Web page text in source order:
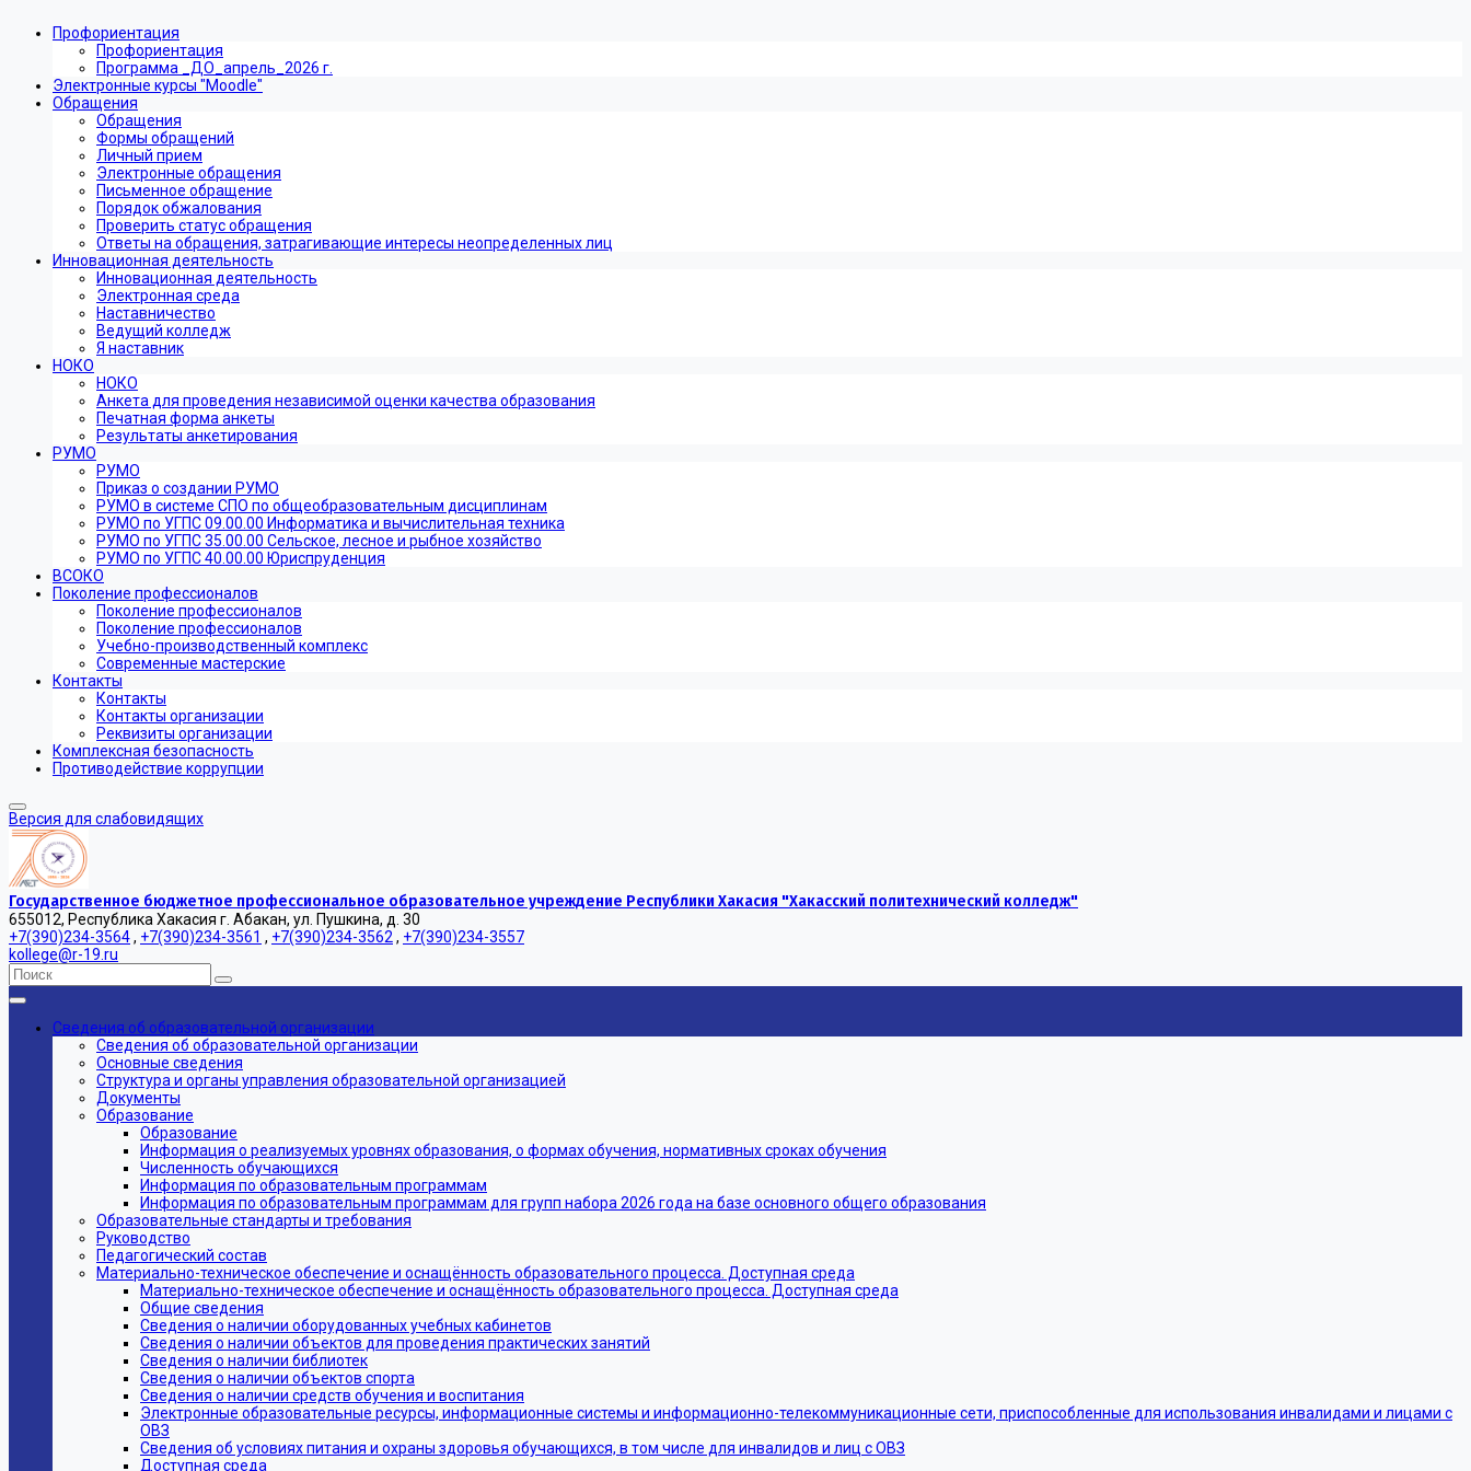
Профориентация
Профориентация
Программа _ДО_апрель_2026 г.
Электронные курсы "Moodle"
Обращения
Обращения
Формы обращений
Личный прием
Электронные обращения
Письменное обращение
Порядок обжалования
Проверить статус обращения
Ответы на обращения, затрагивающие интересы неопределенных лиц
Инновационная деятельность
Инновационная деятельность
Электронная среда
Наставничество
Ведущий колледж
Я наставник
НОКО
НОКО
Анкета для проведения независимой оценки качества образования
Печатная форма анкеты
Результаты анкетирования
РУМО
РУМО
Приказ о создании РУМО
РУМО в системе СПО по общеобразовательным дисциплинам
РУМО по УГПС 09.00.00 Информатика и вычислительная техника
РУМО по УГПС 35.00.00 Сельское, лесное и рыбное хозяйство
РУМО по УГПС 40.00.00 Юриспруденция
ВСОКО
Поколение профессионалов
Поколение профессионалов
Поколение профессионалов
Учебно-производственный комплекс
Современные мастерские
Контакты
Контакты
Контакты организации
Реквизиты организации
Комплексная безопасность
Противодействие коррупции
Версия для слабовидящих
Государственное бюджетное профессиональное образовательное учреждение Республики Хакасия "Хакасский политехнический колледж"
655012, Республика Хакасия г. Абакан, ул. Пушкина, д. 30
+7(390)234-3564, +7(390)234-3561 , +7(390)234-3562 , +7(390)234-3557
kollege@r-19.ru
Сведения об образовательной организации
Сведения об образовательной организации
Основные сведения
Структура и органы управления образовательной организацией
Документы
Образование
Образование
Информация о реализуемых уровнях образования, о формах обучения, нормативных сроках обучения
Численность обучающихся
Информация по образовательным программам
Информация по образовательным программам для групп набора 2026 года на базе основного общего образования
Образовательные стандарты и требования
Руководство
Педагогический состав
Материально-техническое обеспечение и оснащённость образовательного процесса. Доступная среда
Материально-техническое обеспечение и оснащённость образовательного процесса. Доступная среда
Общие сведения
Сведения о наличии оборудованных учебных кабинетов
Сведения о наличии объектов для проведения практических занятий
Сведения о наличии библиотек
Сведения о наличии объектов спорта
Сведения о наличии средств обучения и воспитания
Электронные образовательные ресурсы, информационные системы и информационно-телекоммуникационные сети, приспособленные для использования инвалидами и лицами с
ОВЗ
Сведения об условиях питания и охраны здоровья обучающихся, в том числе для инвалидов и лиц с ОВЗ
Доступная среда